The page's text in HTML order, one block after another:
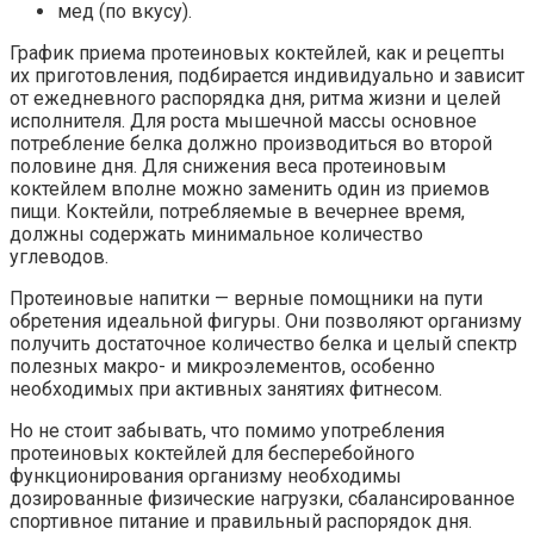
мед (по вкусу).
График приема протеиновых коктейлей, как и рецепты
их приготовления, подбирается индивидуально и зависит
от ежедневного распорядка дня, ритма жизни и целей
исполнителя. Для роста мышечной массы основное
потребление белка должно производиться во второй
половине дня. Для снижения веса протеиновым
коктейлем вполне можно заменить один из приемов
пищи. Коктейли, потребляемые в вечернее время,
должны содержать минимальное количество
углеводов.
Протеиновые напитки — верные помощники на пути
обретения идеальной фигуры. Они позволяют организму
получить достаточное количество белка и целый спектр
полезных макро- и микроэлементов, особенно
необходимых при активных занятиях фитнесом.
Но не стоит забывать, что помимо употребления
протеиновых коктейлей для бесперебойного
функционирования организму необходимы
дозированные физические нагрузки, сбалансированное
спортивное питание и правильный распорядок дня.